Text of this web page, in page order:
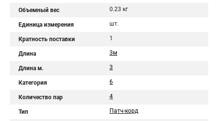
Объемный вес 0.23 кг
Единица измерения шт.
Кратность поставки 1
Длина 3м
Длина м. 3
Категория 6
Количество пар 4
Тип Патч-корд